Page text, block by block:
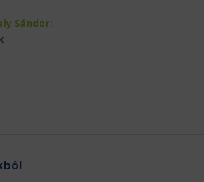
Sándor: